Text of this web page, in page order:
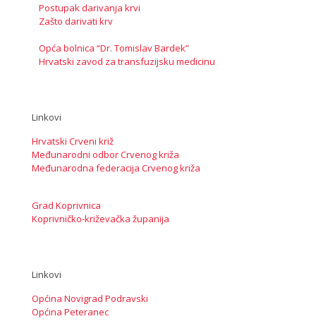
Postupak darivanja krvi
Zašto darivati krv
Opća bolnica “Dr. Tomislav Bardek”
Hrvatski zavod za transfuzijsku medicinu
Linkovi
Hrvatski Crveni križ
Međunarodni odbor Crvenog križa
Međunarodna federacija Crvenog križa
Grad Koprivnica
Koprivničko-križevačka županija
Linkovi
Općina Novigrad Podravski
Općina Peteranec